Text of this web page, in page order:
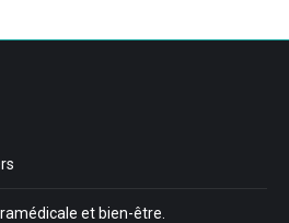
et bien-être.